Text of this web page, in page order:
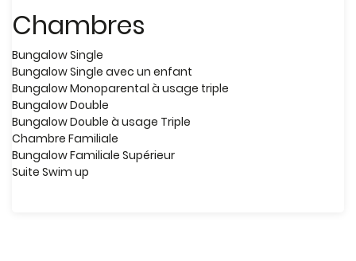
Chambres
Bungalow Single
Bungalow Single avec un enfant
Bungalow Monoparental à usage triple
Bungalow Double
Bungalow Double à usage Triple
Chambre Familiale
Bungalow Familiale Supérieur
Suite Swim up